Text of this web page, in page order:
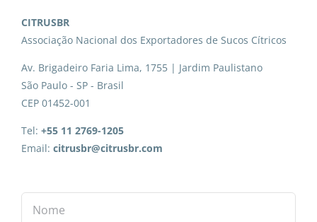
CITRUSBR
Associação Nacional dos Exportadores de Sucos Cítricos
Av. Brigadeiro Faria Lima, 1755 | Jardim Paulistano
São Paulo - SP - Brasil
CEP 01452-001
Tel: +55 11 2769-1205
Email: citrusbr@citrusbr.com